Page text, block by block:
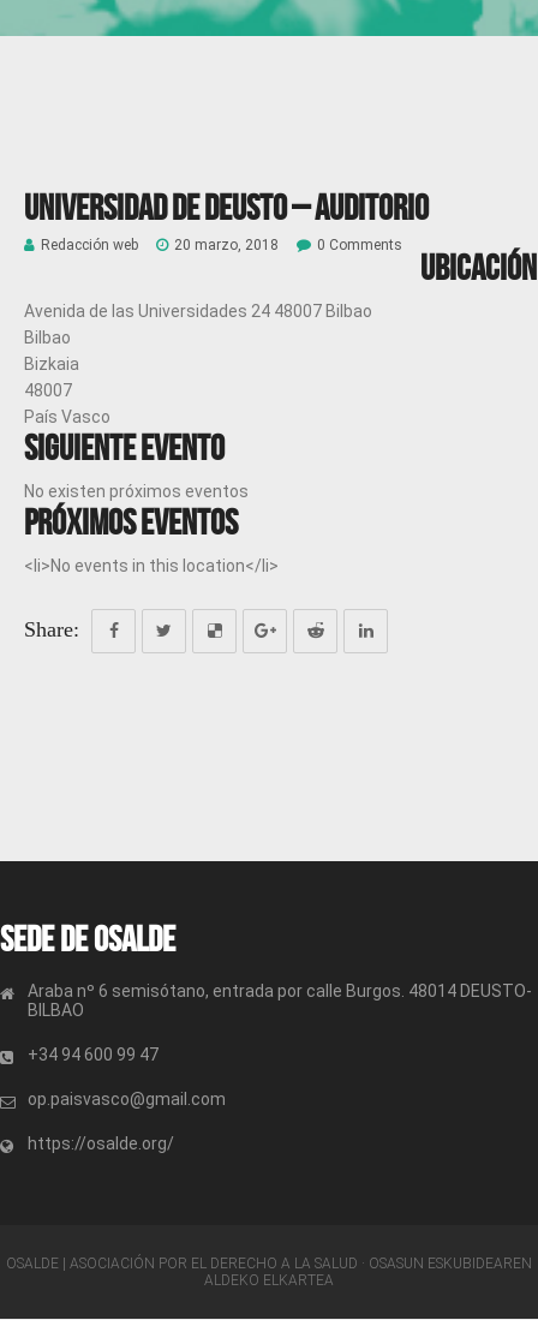
Universidad de Deusto – Auditorio
Redacción web 20 marzo, 2018 0 Comments
Ubicación
Avenida de las Universidades 24 48007 Bilbao
Bilbao
Bizkaia
48007
País Vasco
Siguiente evento
No existen próximos eventos
Próximos eventos
<li>No events in this location</li>
Share:
Sede de OSALDE
Araba nº 6 semisótano, entrada por calle Burgos. 48014 DEUSTO-
BILBAO
+34 94 600 99 47
op.paisvasco@gmail.com
https://osalde.org/
OSALDE | ASOCIACIÓN POR EL DERECHO A LA SALUD · OSASUN ESKUBIDEAREN
ALDEKO ELKARTEA